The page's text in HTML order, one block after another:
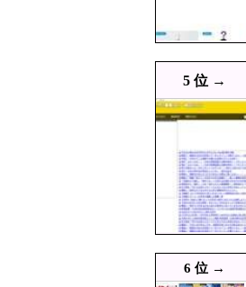
08/08 17:39
08/08 17:25
08/08 17:10
08/08 17:00
08/08 16:55
08/08 16:52
08/08 16:39
08/08 16:38
08/08 16:30
5 位 →
6 位 →